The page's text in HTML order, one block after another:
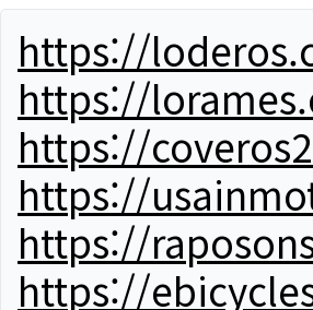
https://
https://
https://
https://
https://
https://